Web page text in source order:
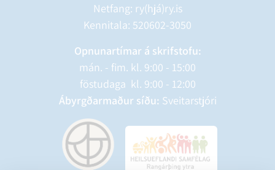
Netfang: ry(hjá)ry.is
Kennitala: 520602-3050
Opnunartímar á skrifstofu:
mán. - fim. kl. 9:00 - 15:00
föstudaga kl. 9:00 - 12:00
Ábyrgðarmaður síðu: Sveitarstjóri